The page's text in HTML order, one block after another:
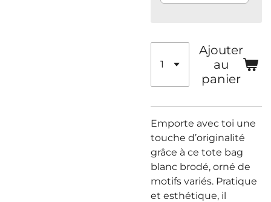
Ajouter
au
panier
Emporte avec toi une
touche d’originalité
grâce à ce tote bag
blanc brodé, orné de
motifs variés. Pratique
et esthétique, il